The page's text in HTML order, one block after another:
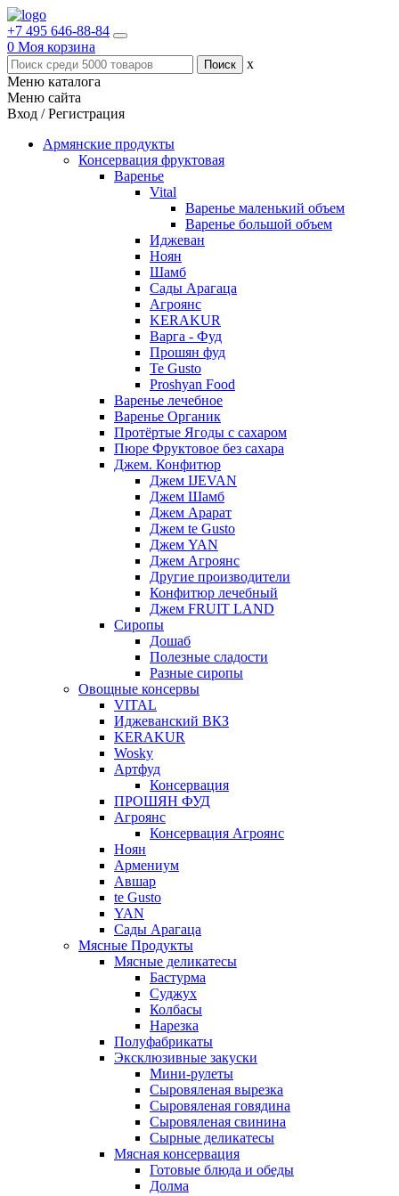
+7 495 646-88-84
0 Моя корзина
x
Меню каталога
Меню сайта
Вход / Регистрация
Армянские продукты
Консервация фруктовая
Варенье
Vital
Варенье маленький объем
Варенье большой объем
Иджеван
Ноян
Шамб
Сады Арагаца
Агроянс
KERAKUR
Варга - Фуд
Прошян фуд
Te Gusto
Proshyan Food
Варенье лечебное
Варенье Органик
Протёртые Ягоды с сахаром
Пюре Фруктовое без сахара
Джем. Конфитюр
Джем IJEVAN
Джем Шамб
Джем Арарат
Джем te Gusto
Джем YAN
Джем Агроянс
Другие производители
Конфитюр лечебный
Джем FRUIT LAND
Сиропы
Дошаб
Полезные сладости
Разные сиропы
Овощные консервы
VITAL
Иджеванский ВКЗ
KERAKUR
Wosky
Артфуд
Консервация
ПРОШЯН ФУД
Агроянс
Консервация Агроянс
Ноян
Армениум
Авшар
te Gusto
YAN
Сады Арагаца
Мясные Продукты
Мясные деликатесы
Бастурма
Суджух
Колбасы
Нарезка
Полуфабрикаты
Эксклюзивные закуски
Мини-рулеты
Сыровяленая вырезка
Сыровяленая говядина
Сыровяленая свинина
Сырные деликатесы
Мясная консервация
Готовые блюда и обеды
Долма